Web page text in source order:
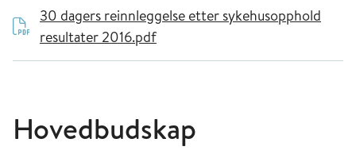
30 dagers reinnleggelse etter sykehusopphold
resultater 2016.pdf
Hovedbudskap